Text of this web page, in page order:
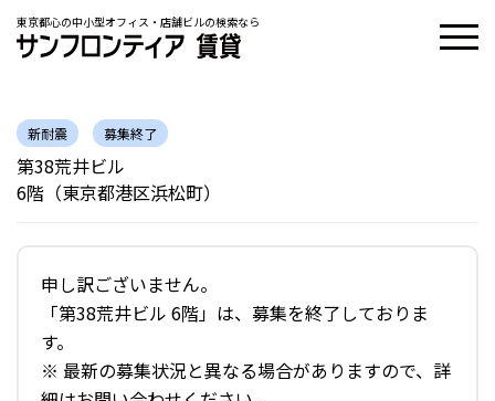
東京都心の中小型オフィス・店舗ビルの検索なら
新耐震 募集終了
第38荒井ビル
6階（東京都港区浜松町）
申し訳ございません。
「第38荒井ビル 6階」は、募集を終了しておりま
す。
※ 最新の募集状況と異なる場合がありますので、詳